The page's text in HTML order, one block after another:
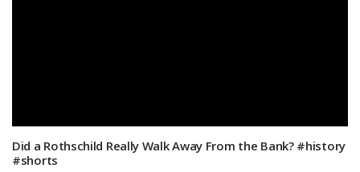
Did a Rothschild Really Walk Away From the Bank? #history
#shorts